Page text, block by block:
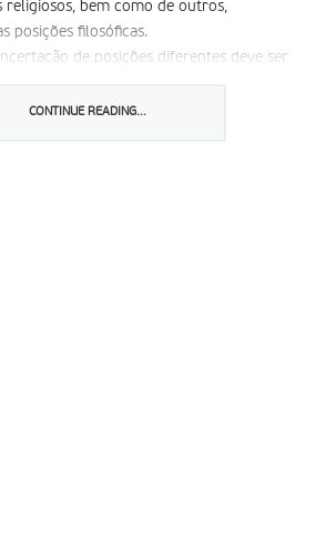
religiosos, bem como de outros,
posições filosóficas.
de posições diferentes deve ser
notar que o próprio catolicismo têm-se
CONTINUE READING...